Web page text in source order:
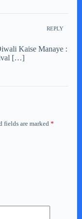
REPLY
Kaise Manaye :
[…]
fields are marked *